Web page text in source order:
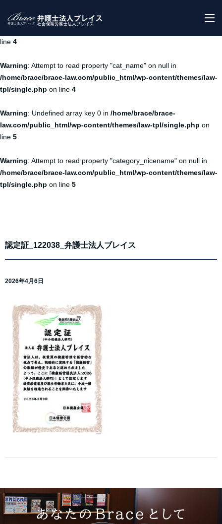
Warning: Undefined array key 0 in
line 4
Warning: Attempt to read property "cat_name" on null in
/home/brace/brace-law.com/public_html/wp-content/themes/law-
tpl/single.php on line 4
Warning: Undefined array key 0 in /home/brace/brace-
law.com/public_html/wp-content/themes/law-tpl/single.php on
line 5
Warning: Attempt to read property "category_nicename" on null in
/home/brace/brace-law.com/public_html/wp-content/themes/law-
tpl/single.php on line 5
認定証_122038_弁護士法人ブレイス
2026年4月6日